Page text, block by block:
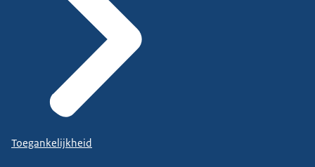
Toegankelijkheid